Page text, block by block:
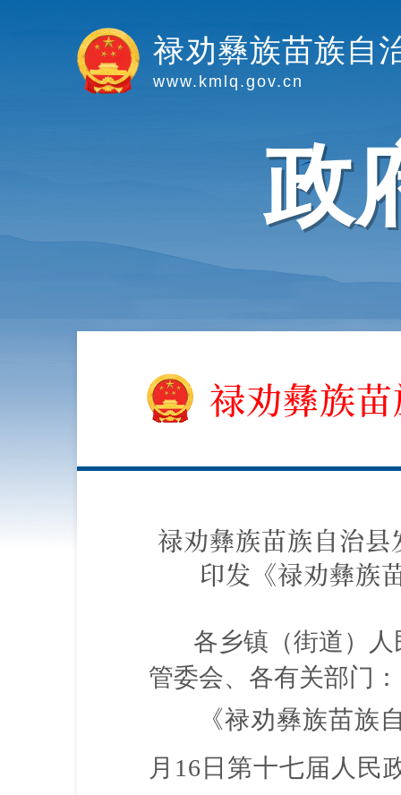
禄劝彝族苗族自
www.kmlq.gov.cn
政
禄劝彝族
禄劝彝族苗族自治
印发《禄劝彝族
各乡镇（街道）
管委会、各有关部门：
《禄劝彝族苗族
月16日第十七届人民